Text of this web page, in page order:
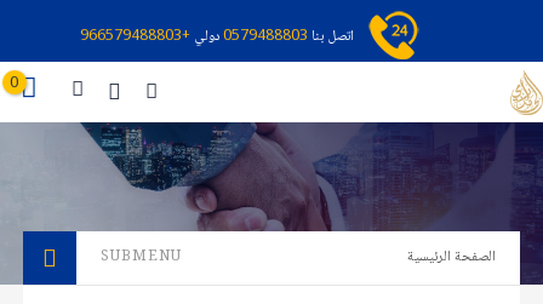
اتصل بنا 0579488803دولي+966579488803
0
الصفحة الرئيسية SUBMENU